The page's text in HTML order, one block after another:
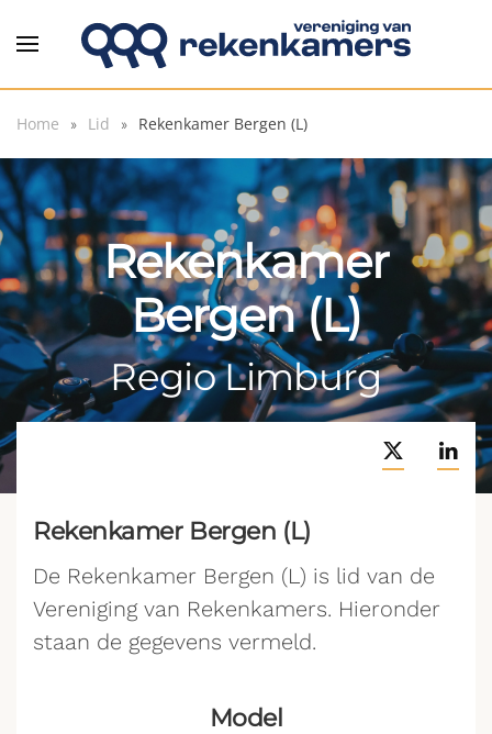
Overslaan en naar de inhoud gaan
Home Lid Rekenkamer Bergen (L)
Rekenkamer
Bergen (L)
Regio Limburg
Rekenkamer Bergen (L)
De Rekenkamer Bergen (L) is lid van de
Vereniging van Rekenkamers. Hieronder
staan de gegevens vermeld.
Model